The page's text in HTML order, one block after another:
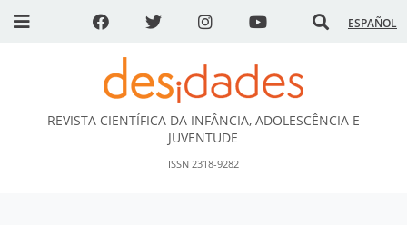
ESPAÑOL
DESidades
REVISTA CIENTÍFICA DA INFÂNCIA, ADOLESCÊNCIA E
JUVENTUDE
ISSN 2318-9282